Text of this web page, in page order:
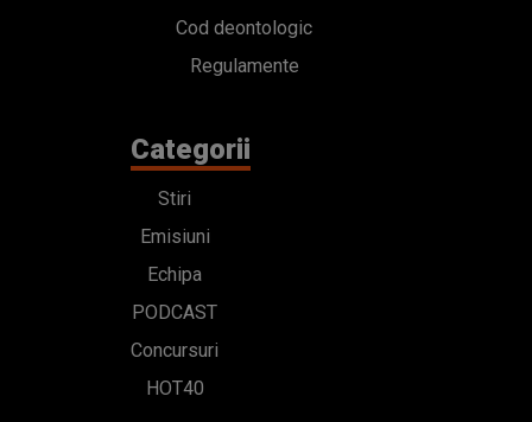
Emisiuni
Echipa
Concursuri
HOT40
Bd. Mărăști 65-67,
Romexpo Intrarea C,
Pavilion T, sector 1